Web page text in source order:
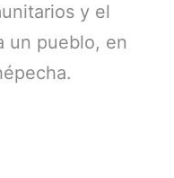
y el
un pueblo, en